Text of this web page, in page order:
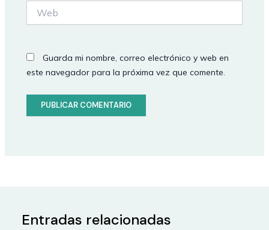
Guarda mi nombre, correo electrónico y web en
este navegador para la próxima vez que comente.
Entradas relacionadas